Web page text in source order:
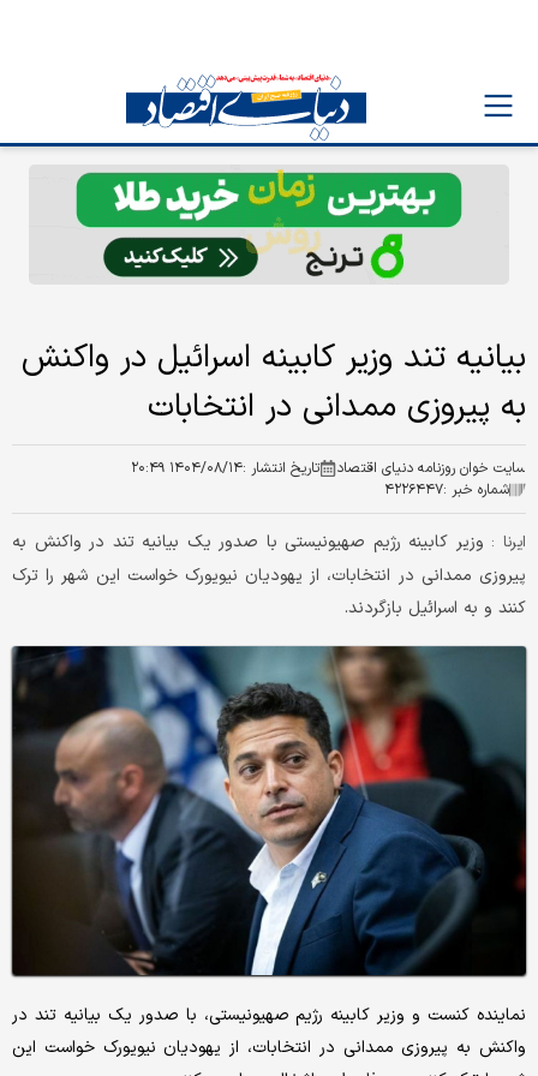
بیانیه تند وزیر کابینه اسرائیل در واکنش
به پیروزی ممدانی در انتخابات
سایت خوان روزنامه دنیای اقتصاد تاریخ انتشار :۱۴۰۴/۰۸/۱۴ ۲۰:۴۹
شماره خبر :۴۲۲۶۴۴۷
ایرنا : وزیر کابینه رژیم صهیونیستی با صدور یک بیانیه تند در واکنش به
پیروزی ممدانی در انتخابات، از یهودیان نیویورک خواست این شهر را ترک
کنند و به اسرائیل بازگردند.
نماینده کنست و وزیر کابینه رژیم صهیونیستی، با صدور یک بیانیه تند در
واکنش به پیروزی ممدانی در انتخابات، از یهودیان نیویورک خواست این